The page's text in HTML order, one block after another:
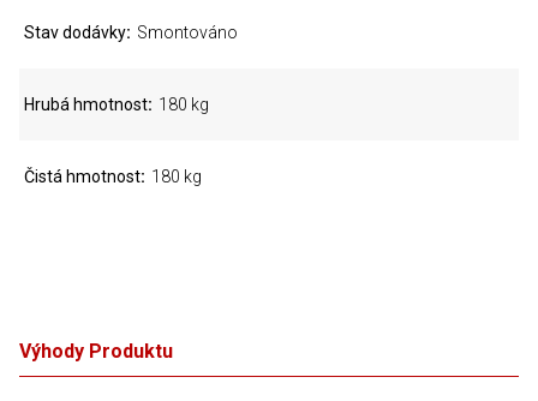
Výhody Produktu
Stav dodávky Smontováno
Hrubá hmotnost 180 kg
Čistá hmotnost 180 kg